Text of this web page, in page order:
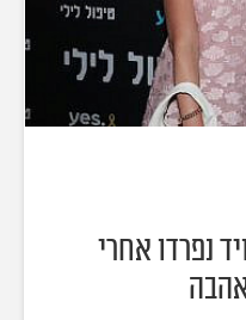
נפרדו אחרי